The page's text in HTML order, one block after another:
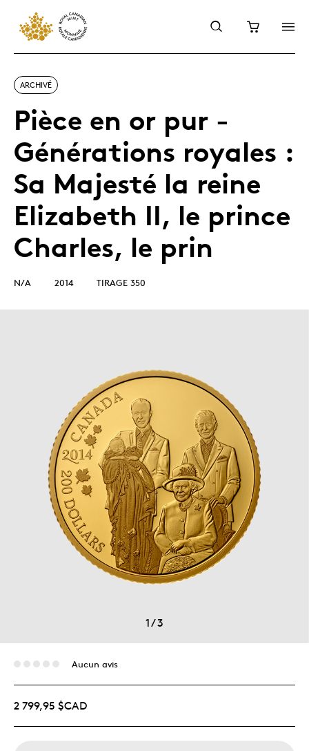
ARCHIVÉ
Pièce en or pur -
Générations royales :
Sa Majesté la reine
Elizabeth II, le prince
Charles, le prin
N/A 2014 TIRAGE 350
1/3
Aucun avis
2 799,95 $CAD